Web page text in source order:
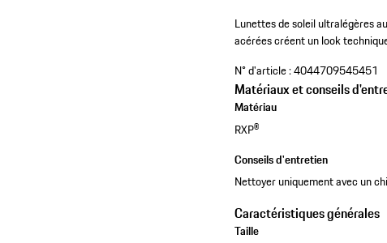
Lunettes de soleil ultralégères
acérées créent un look
N° d'article :4044709545451
Matériaux et conseils
Matériau
RXP®
Conseils d'entretien
Nettoyer uniquement avec un
Caractéristiques générales
Taille